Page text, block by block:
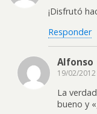
¡Disfrutó
Responder
Alfonso
19/02/2012
La
bueno y